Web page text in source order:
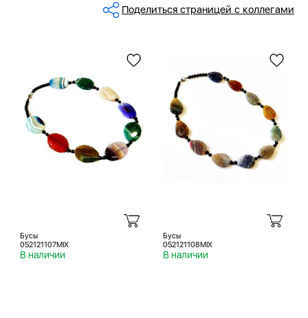
Поделиться страницей с коллегами
Бусы
052121107MIX
В наличии
Бусы
052121108MIX
В наличии